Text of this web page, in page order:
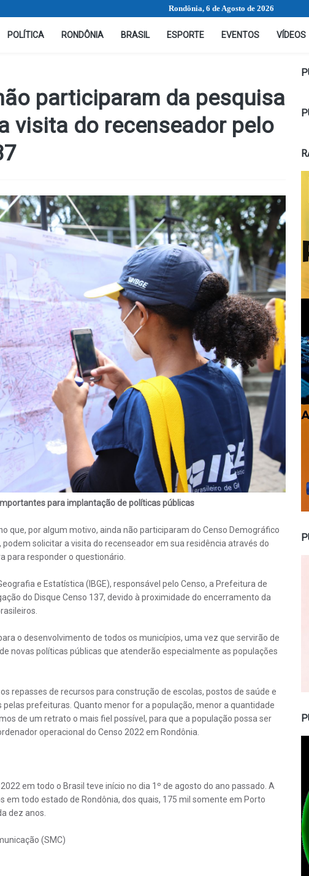
Rondônia, 6 de Agosto de 2026
POLÍTICA RONDÔNIA BRASIL ESPORTE EVENTOS VÍDEOS
participaram da pesquisa
visita do recenseador pelo
para implantação de políticas públicas
que, por algum motivo, ainda não participaram do Censo Demográfico
solicitar a visita do recenseador em sua residência através do
para responder o questionário.
e Estatística (IBGE), ​responsável pelo Censo, ​a Prefeitura de
do Disque Censo 137, devido à proximidade do encerramento da
o desenvolvimento de todos os municípios, uma vez que servirão de
novas políticas públicas que atenderão especialmente as populações
repasses de recursos para construção de escolas, postos de saúde e
prefeituras. Quanto menor for a população, menor a quantidade
de um retrato o mais fiel possível, para que a população possa ser
operacional do Censo 2022 em Rondônia.
em todo o Brasil teve início no dia 1º de agosto do ano passado. A
em todo estado de Rondônia, dos quais, 175 mil somente em Porto
dez anos.
(SMC)